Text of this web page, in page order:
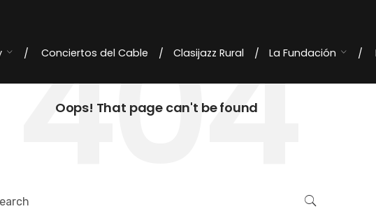
Conciertos del Cable Clasijazz Rural La Fundación
404
Oops! That page can't be found